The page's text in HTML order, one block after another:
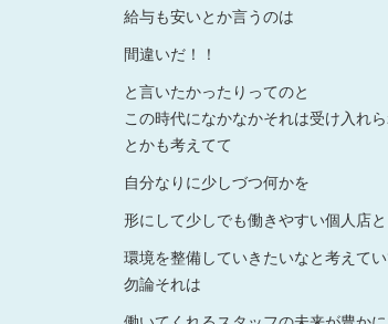
給与も安いとか言うのは
間違いだ！！
と言いたかったりってのと
この時代になかなかそれは受け入れ
とかも考えてて
自分なりに少しづつ何かを
形にして少しでも働きやすい個人店
環境を整備していきたいなと考えて
勿論それは